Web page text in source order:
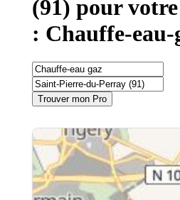
(91) pour
: Chauffe-eau-
Trouver mon Pro